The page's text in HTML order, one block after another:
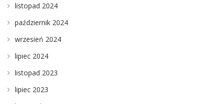
listopad 2024
październik 2024
wrzesień 2024
lipiec 2024
listopad 2023
lipiec 2023